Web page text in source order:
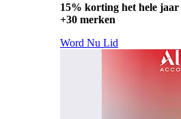
15% korting het hele jaar
+30 merken
Word Nu Lid